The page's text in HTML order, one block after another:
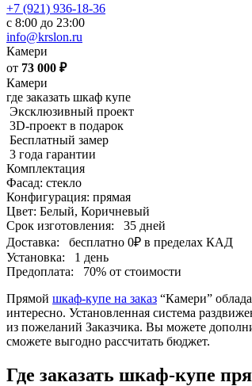
+7 (921) 936-18-36
с 8:00 до 23:00
info@krslon.ru
Камери
от 73 000 ₽
Камери
где заказать шкаф купе
Эксклюзивный проект
3D-проект в подарок
Бесплатный замер
3 года гарантии
Комплектация
Фасад: стекло
Конфигурация: прямая
Цвет: Белый, Коричневый
Срок изготовления:
35 дней
Доставка:
бесплатно 0₽ в пределах КАД
Установка:
1 день
Предоплата:
70% от стоимости
Прямой шкаф-купе на заказ “Камери”
интересно. Установленная система
из пожеланий Заказчика. Вы можете
сможете выгодно рассчитать бюджет.
Где заказать шкаф-купе